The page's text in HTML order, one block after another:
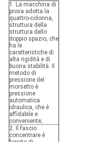
1. La macchina di
prova adotta la
quattro-colonna,
struttura della
struttura dello
doppio spazio, che
ha le
caratteristiche di
alta rigidità e di
buona stabilità. Il
metodo di
pressione del
morsetto è
pressione
automatica
idraulica, che è
affidabile e
conveniente;
2. Il fascio
concentrare è